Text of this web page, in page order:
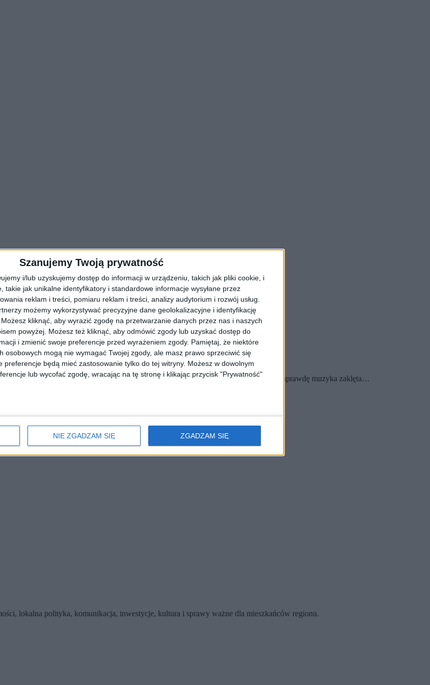
Szanujemy Twoją prywatność
i/lub uzyskujemy dostęp do informacji w urządzeniu, takich jak pliki cookie, i
takie jak unikalne identyfikatory i standardowe informacje wysyłane przez
reklam i treści, pomiaru reklam i treści, analizy audytorium i rozwój usług.
możemy wykorzystywać precyzyjne dane geolokalizacyjne i identyfikację
kliknąć, aby wyrazić zgodę na przetwarzanie danych przez nas i naszych
powyżej. Możesz też kliknąć, aby odmówić zgody lub uzyskać dostęp do
i zmienić swoje preferencje przed wyrażeniem zgody. Pamiętaj, że niektóre
osobowych mogą nie wymagać Twojej zgody, ale masz prawo sprzeciwić się
preferencje będą mieć zastosowanie tylko do tej witryny. Możesz w dowolnym
lub wycofać zgodę, wracając na tę stronę i klikając przycisk "Prywatność"
NIE ZGADZAM SIĘ ZGADZAM SIĘ
w Orawce i Trybszu
odbędę się we wnętrzach przepięknych kościołów w Orawce i Trybszu. To będzie naprawdę muzyka zaklęta…
lokalna polityka, komunikacja, inwestycje, kultura i sprawy ważne dla mieszkańców regionu.